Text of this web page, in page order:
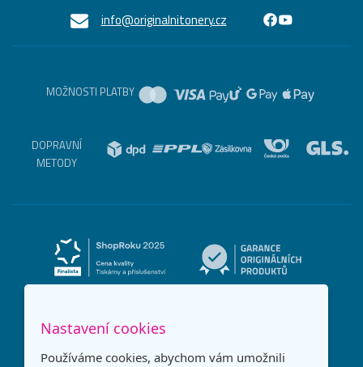
info@originalnitonery.cz
MOŽNOSTI PLATBY
DOPRAVNÍ
METODY
Nastavení cookies
Používáme cookies, abychom vám umožnili